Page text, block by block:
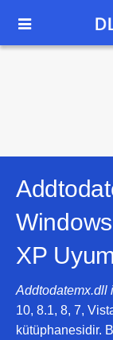

XP
Addtodatemx.dll
10, 8.1, 8, 7,
kütüphanesidir.